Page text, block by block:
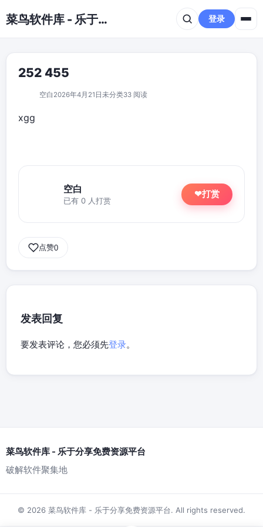
菜鸟软件库 - 乐于分享免费资源平台 登录
252 455
空白 2026年4月21日 未分类33 阅读
xgg
空白
已有 0 人打赏
❤打赏
点赞0
发表回复
要发表评论，您必须先登录。
菜鸟软件库 - 乐于分享免费资源平台
破解软件聚集地
© 2026 菜鸟软件库 - 乐于分享免费资源平台. All rights reserved.